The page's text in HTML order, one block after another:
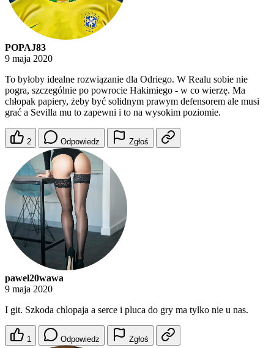
POPAJ83
9 maja 2020
To byłoby idealne rozwiązanie dla Odriego. W Realu sobie nie
pogra, szczególnie po powrocie Hakimiego - w co wierzę. Ma
chłopak papiery, żeby być solidnym prawym defensorem ale musi
grać a Sevilla mu to zapewni i to na wysokim poziomie.
2 Odpowiedz Zgłoś
pawel20wawa
9 maja 2020
I git. Szkoda chlopaja a serce i pluca do gry ma tylko nie u nas.
1 Odpowiedz Zgłoś